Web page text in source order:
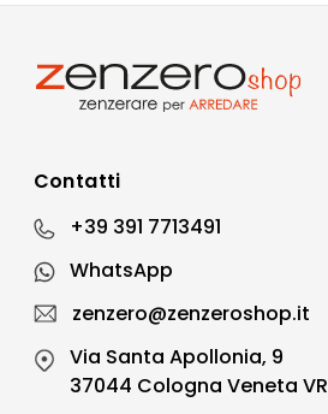
Contatti
+39 391 7713491
WhatsApp
zenzero@zenzeroshop.it
Via Santa Apollonia, 9
37044 Cologna Veneta VR